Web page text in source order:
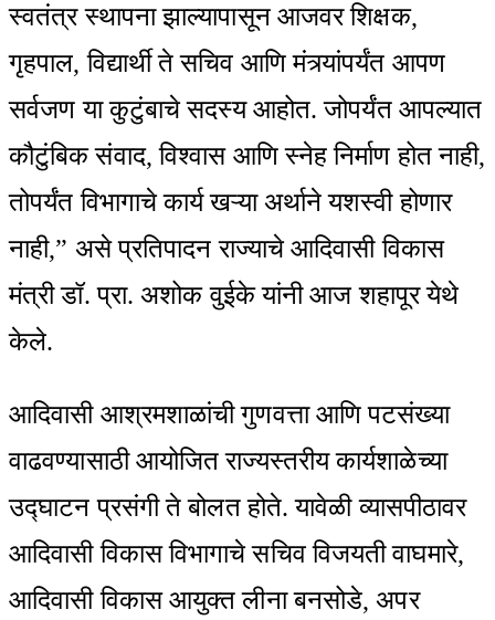
स्वतंत्र स्थापना झाल्यापासून आजवर शिक्षक,
गृहपाल, विद्यार्थी ते सचिव आणि मंत्र्यांपर्यंत आपण
सर्वजण या कुटुंबाचे सदस्य आहोत. जोपर्यंत आपल्यात
कौटुंबिक संवाद, विश्वास आणि स्नेह निर्माण होत नाही,
तोपर्यंत विभागाचे कार्य खऱ्या अर्थाने यशस्वी होणार
नाही,” असे प्रतिपादन राज्याचे आदिवासी विकास
मंत्री डॉ. प्रा. अशोक वुईके यांनी आज शहापूर येथे
केले.
आदिवासी आश्रमशाळांची गुणवत्ता आणि पटसंख्या
वाढवण्यासाठी आयोजित राज्यस्तरीय कार्यशाळेच्या
उद्घाटन प्रसंगी ते बोलत होते. यावेळी व्यासपीठावर
आदिवासी विकास विभागाचे सचिव विजयती वाघमारे,
आदिवासी विकास आयुक्त लीना बनसोडे, अपर